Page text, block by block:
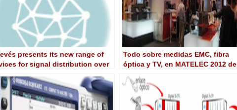
presents its new range of
for signal distribution over
Todo sobre medidas EMC, fibra
óptica y TV, en MATELEC 2012 de